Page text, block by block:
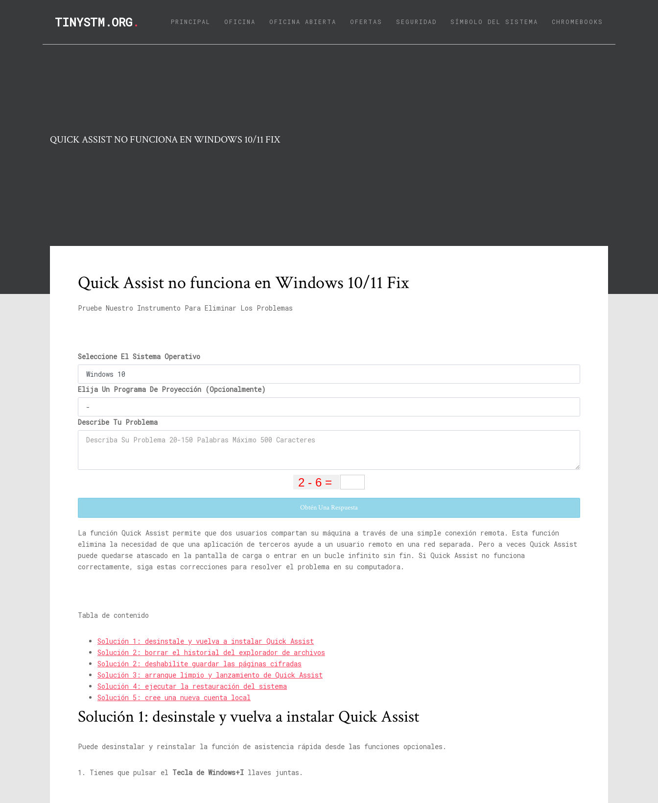
TINYSTM.ORG. PRINCIPAL (CURRENT)
OFICINA OFICINA ABIERTA OFERTAS SEGURIDAD SÍMBOLO DEL SISTEMA CHROMEBOOKS
QUICK ASSIST NO FUNCIONA EN WINDOWS 10/11 FIX
Quick Assist no funciona en Windows 10/11 Fix
Pruebe Nuestro Instrumento Para Eliminar Los Problemas
Seleccione El Sistema Operativo
Elija Un Programa De Proyección (Opcionalmente)
Describe Tu Problema
Obtén Una Respuesta
La función Quick Assist permite que dos usuarios compartan su máquina a través de una simple conexión remota. Esta función
elimina la necesidad de que una aplicación de terceros ayude a un usuario remoto en una red separada. Pero a veces Quick Assist
puede quedarse atascado en la pantalla de carga o entrar en un bucle infinito sin fin. Si Quick Assist no funciona
correctamente, siga estas correcciones para resolver el problema en su computadora.
Tabla de contenido
Solución 1: desinstale y vuelva a instalar Quick Assist
Solución 2: borrar el historial del explorador de archivos
Solución 2: deshabilite guardar las páginas cifradas
Solución 3: arranque limpio y lanzamiento de Quick Assist
Solución 4: ejecutar la restauración del sistema
Solución 5: cree una nueva cuenta local
Solución 1: desinstale y vuelva a instalar Quick Assist
Puede desinstalar y reinstalar la función de asistencia rápida desde las funciones opcionales.
1. Tienes que pulsar el Tecla de Windows+I llaves juntas.